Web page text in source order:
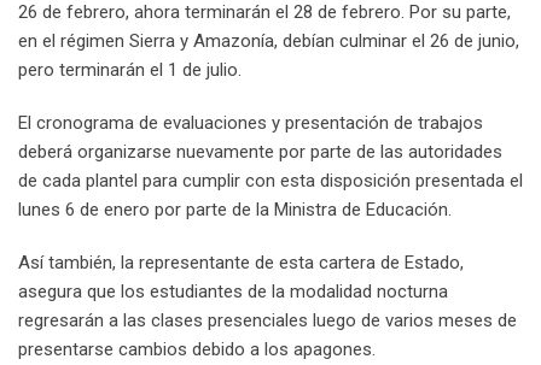
26 de febrero, ahora terminarán el 28 de febrero. Por su parte,
en el régimen Sierra y Amazonía, debían culminar el 26 de junio,
pero terminarán el 1 de julio.
El cronograma de evaluaciones y presentación de trabajos
deberá organizarse nuevamente por parte de las autoridades
de cada plantel para cumplir con esta disposición presentada el
lunes 6 de enero por parte de la Ministra de Educación.
Así también, la representante de esta cartera de Estado,
asegura que los estudiantes de la modalidad nocturna
regresarán a las clases presenciales luego de varios meses de
presentarse cambios debido a los apagones.